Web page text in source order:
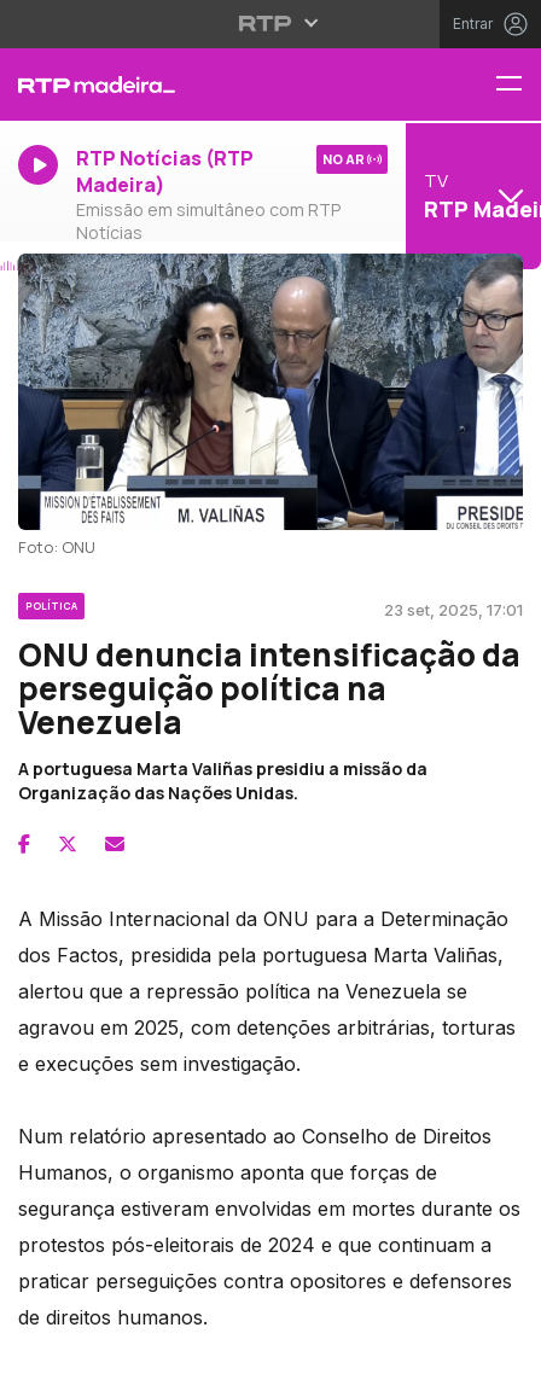
Entrar
RTP Notícias (RTP
Madeira)
Emissão em simultâneo com RTP
Notícias
NO AR
TV
RTP
Foto: ONU
POLÍTICA 23 set, 2025, 17:01
ONU denuncia intensificação da
perseguição política na
Venezuela
A portuguesa Marta Valiñas presidiu a missão da
Organização das Nações Unidas.
A Missão Internacional da ONU para a Determinação
dos Factos, presidida pela portuguesa Marta Valiñas,
alertou que a repressão política na Venezuela se
agravou em 2025, com detenções arbitrárias, torturas
e execuções sem investigação.
Num relatório apresentado ao Conselho de Direitos
Humanos, o organismo aponta que forças de
segurança estiveram envolvidas em mortes durante os
protestos pós-eleitorais de 2024 e que continuam a
praticar perseguições contra opositores e defensores
de direitos humanos.